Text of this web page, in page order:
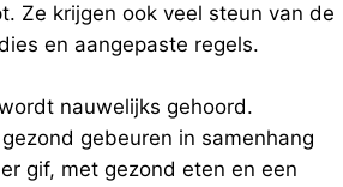
Ze krijgen ook veel steun van de
en aangepaste regels.
nauwelijks gehoord.
gebeuren in samenhang
gif, met gezond eten en een